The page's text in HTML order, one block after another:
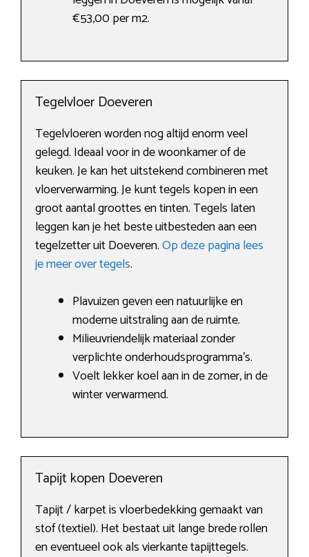
€53,00 per m2.
Tegelvloer Doeveren
Tegelvloeren worden nog altijd enorm veel
gelegd. Ideaal voor in de woonkamer of de
keuken. Je kan het uitstekend combineren met
vloerverwarming. Je kunt tegels kopen in een
groot aantal groottes en tinten. Tegels laten
leggen kan je het beste uitbesteden aan een
tegelzetter uit Doeveren.Op deze pagina lees
je meer over tegels.
Plavuizen geven een natuurlijke en
moderne uitstraling aan de ruimte.
Milieuvriendelijk materiaal zonder
verplichte onderhoudsprogramma’s.
Voelt lekker koel aan in de zomer, in de
winter verwarmend.
Tapijt kopen Doeveren
Tapijt / karpet is vloerbedekking gemaakt van
stof (textiel). Het bestaat uit lange brede rollen
en eventueel ook als vierkante tapijttegels.